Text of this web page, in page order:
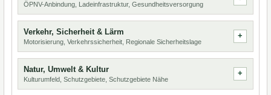
ÖPNV-Anbindung, Ladeinfrastruktur, Gesundheitsversorgung
Verkehr, Sicherheit & Lärm
Motorisierung, Verkehrssicherheit, Regionale Sicherheitslage
Natur, Umwelt & Kultur
Kulturumfeld, Schutzgebiete, Schutzgebiete Nähe